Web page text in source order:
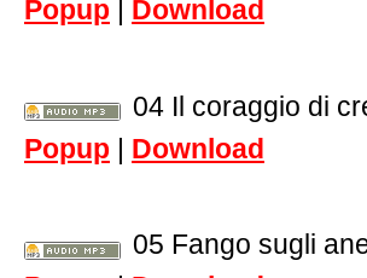
Popup | Download
04 Il coraggio di
Popup | Download
05 Fango sugli